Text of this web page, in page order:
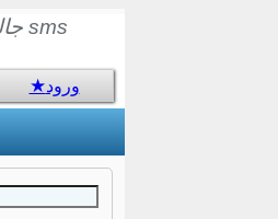
sms جالب
ورود